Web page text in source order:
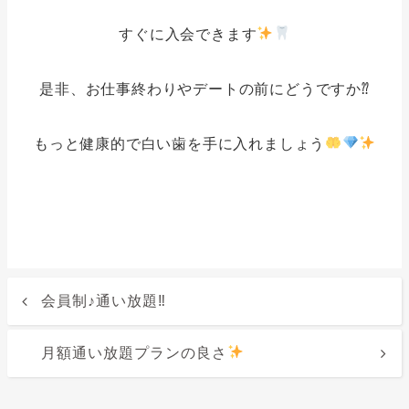
すぐに入会できます
是非、お仕事終わりやデートの前にどうですか⁇
もっと健康的で白い歯を手に入れましょう
会員制♪通い放題‼︎
月額通い放題プランの良さ